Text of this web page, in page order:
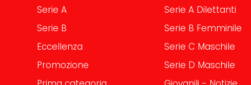
Serie A
Serie B
Eccellenza
Promozione
Serie A Dilettanti
Serie B Femminile
Serie C Maschile
Serie D Maschile